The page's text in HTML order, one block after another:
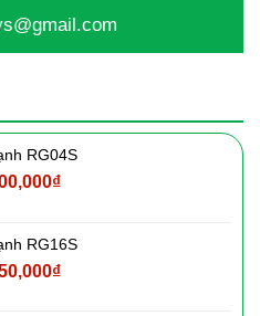
RG04S
₫Giá
là:
1,500,000₫.
RG16S
₫Giá